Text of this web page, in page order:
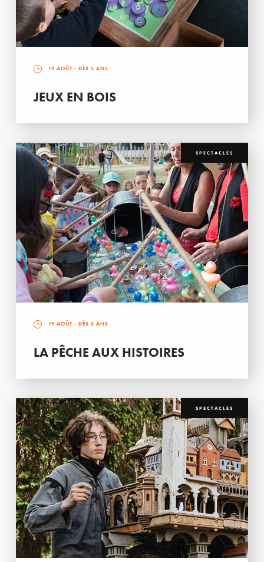
12 AOÛT - DÈS 5 ANS
JEUX EN BOIS
SPECTACLES
19 AOÛT - DÈS 3 ANS
LA PÊCHE AUX HISTOIRES
SPECTACLES